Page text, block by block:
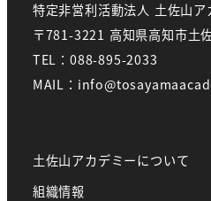
特定非営利活動法人 土佐山ア
〒781-3221 高知県高知市土
TEL：088-895-2033
MAIL：
土佐山アカデミーについて
組織情報